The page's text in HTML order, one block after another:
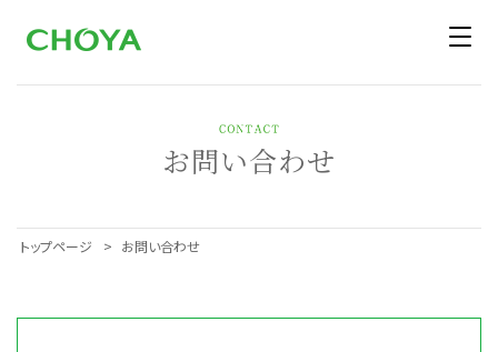
お問い合わせ
トップページ お問い合わせ